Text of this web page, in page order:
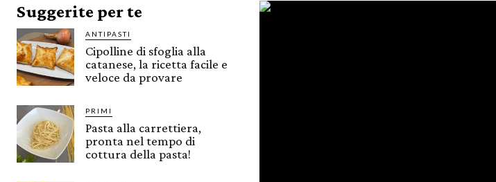
Suggerite per te
ANTIPASTI
Cipolline di sfoglia alla
catanese, la ricetta facile e
veloce da provare
PRIMI
Pasta alla carrettiera,
pronta nel tempo di
cottura della pasta!